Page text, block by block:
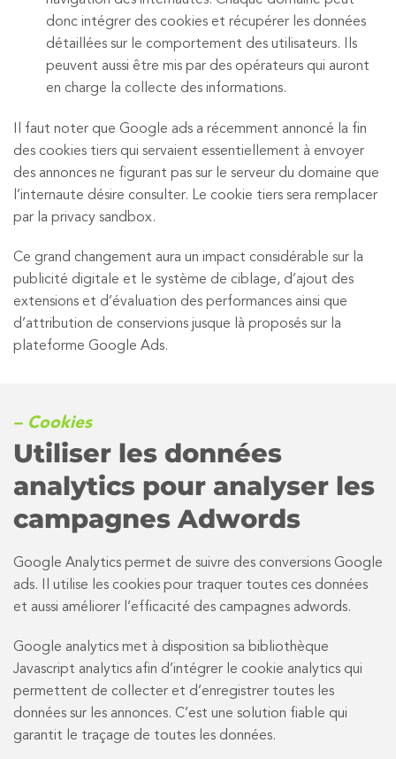
donc intégrer des cookies et récupérer les données
détaillées sur le comportement des utilisateurs. Ils
peuvent aussi être mis par des opérateurs qui auront
en charge la collecte des informations.
Il faut noter que Google ads a récemment annoncé la fin
des cookies tiers qui servaient essentiellement à envoyer
des annonces ne figurant pas sur le serveur du domaine que
l’internaute désire consulter. Le cookie tiers sera remplacer
par la privacy sandbox.
Ce grand changement aura un impact considérable sur la
publicité digitale et le système de ciblage, d’ajout des
extensions et d’évaluation des performances ainsi que
d’attribution de conservions jusque là proposés sur la
plateforme Google Ads.
– Cookies
Utiliser les données
analytics pour analyser les
campagnes Adwords
Google Analytics permet de suivre des conversions Google
ads. Il utilise les cookies pour traquer toutes ces données
et aussi améliorer l’efficacité des campagnes adwords.
Google analytics met à disposition sa bibliothèque
Javascript analytics afin d’intégrer le cookie analytics qui
permettent de collecter et d’enregistrer toutes les
données sur les annonces. C’est une solution fiable qui
garantit le traçage de toutes les données.